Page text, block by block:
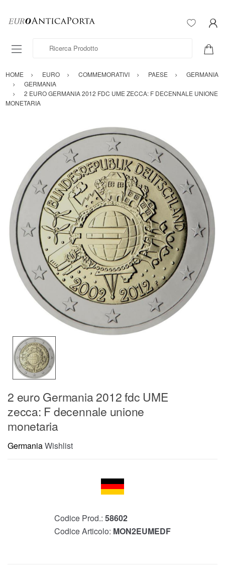
Ricerca Prodotto
HOME EURO COMMEMORATIVI PAESE
GERMANIA
GERMANIA
2 EURO GERMANIA 2012 FDC UME ZECCA: F DECENNALE UNIONE
MONETARIA
2 euro Germania 2012 fdc UME
zecca: F decennale unione
monetaria
GermaniaWishlist
Codice Prod.: 58602
Codice Articolo: MON2EUMEDF